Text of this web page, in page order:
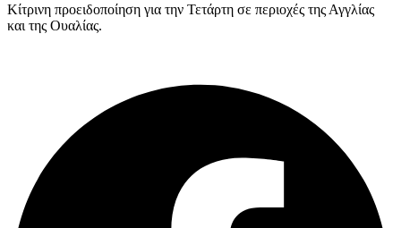
Κίτρινη προειδοποίηση για την Τετάρτη σε περιοχές της Αγγλίας
και της Ουαλίας.